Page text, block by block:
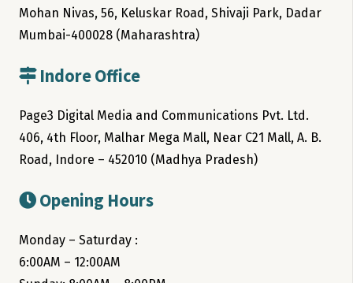
Mohan Nivas, 56, Keluskar Road, Shivaji Park, Dadar
Mumbai-400028 (Maharashtra)
Indore Office
Page3 Digital Media and Communications Pvt. Ltd.
406, 4th Floor, Malhar Mega Mall, Near C21 Mall, A. B.
Road, Indore – 452010 (Madhya Pradesh)
Opening Hours
Monday – Saturday :
6:00AM – 12:00AM